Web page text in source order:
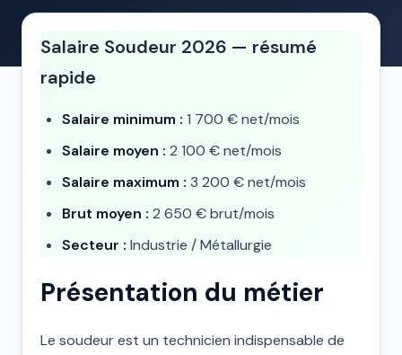
Salaire Soudeur 2026 — résumé
rapide
Salaire minimum : 1 700 € net/mois
Salaire moyen : 2 100 € net/mois
Salaire maximum : 3 200 € net/mois
Brut moyen : 2 650 € brut/mois
Secteur : Industrie / Métallurgie
Présentation du métier
Le soudeur est un technicien indispensable de